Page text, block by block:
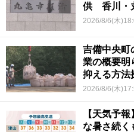
供 香川・
2026/8/6(木
吉備中央
業の概要
抑える方
2026/8/6(木
【天気予
な暑さ続